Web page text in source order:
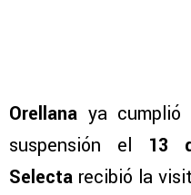
Orellana ya
suspensión el 13
Selecta recibió la